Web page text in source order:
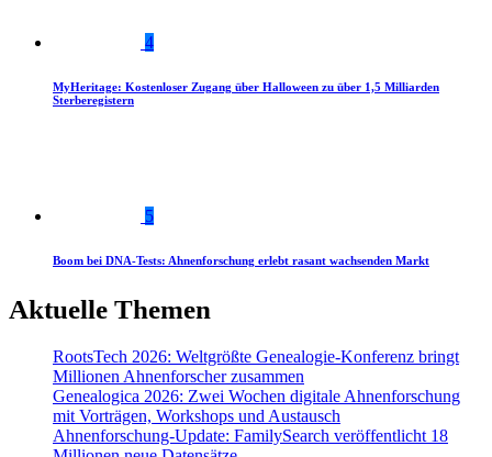
4
MyHeritage: Kostenloser Zugang über Halloween zu über 1,5 Milliarden
Sterberegistern
5
Boom bei DNA-Tests: Ahnenforschung erlebt rasant wachsenden Markt
Aktuelle Themen
RootsTech 2026: Weltgrößte Genealogie-Konferenz bringt
Millionen Ahnenforscher zusammen
Genealogica 2026: Zwei Wochen digitale Ahnenforschung
mit Vorträgen, Workshops und Austausch
Ahnenforschung-Update: FamilySearch veröffentlicht 18